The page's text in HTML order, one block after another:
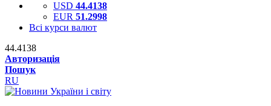
USD 44.4138
EUR 51.2998
Всі курси валют
44.4138
Авторизація
Пошук
RU